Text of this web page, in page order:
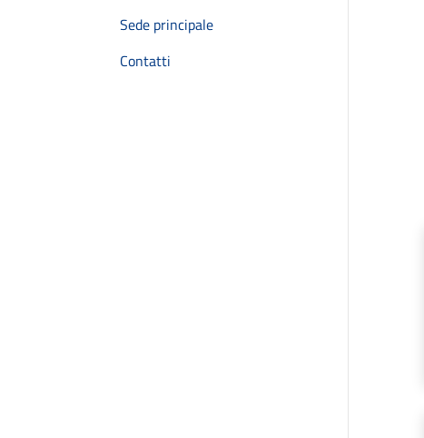
Sede principale
Contatti